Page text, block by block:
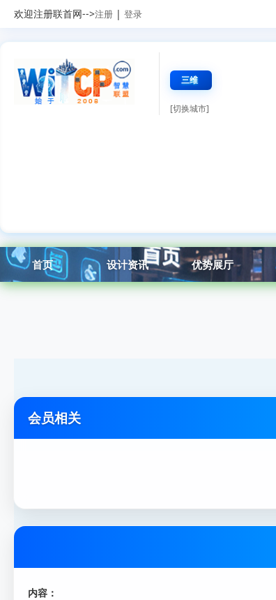
欢迎注册联首网-->注册 | 登录
三维
[切换城市]
首页 设计资讯 优势展厅
会员相关
内容：